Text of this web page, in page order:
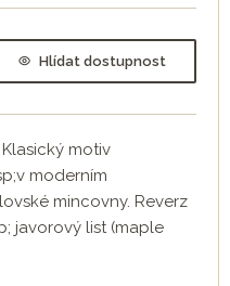
Hlídat dostupnost
motiv
moderním
mincovny. Reverz
javorový list (maple